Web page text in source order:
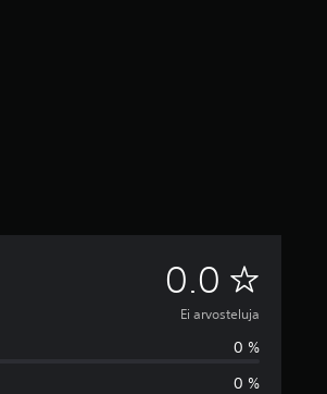
0.0 E
i
a
Ei arvosteluja
0 %
0 %